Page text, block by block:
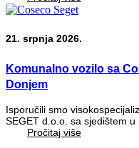
21. srpnja 2026.
Komunalno vozilo sa
Donjem
Isporučili smo
SEGET d.o.o. sa sjedištem u
Pročitaj više